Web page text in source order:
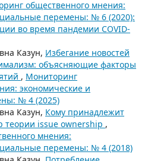
общественного мнения:
перемены: № 6 (2020):
во время пандемии COVID-
Казун, Избегание новостей
объясняющие факторы
, Мониторинг
экономические и
№ 4 (2025)
Казун, Кому принадлежит
теории issue ownership ,
мнения:
перемены: № 4 (2018)